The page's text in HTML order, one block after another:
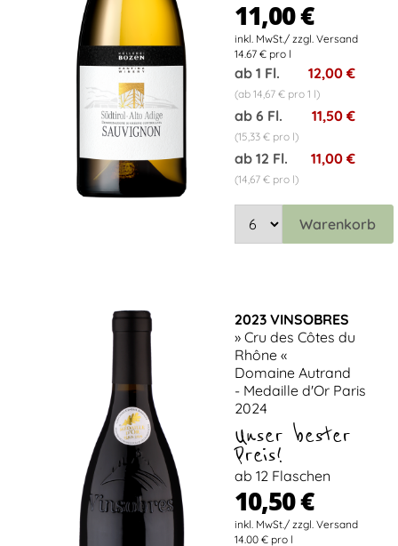
11,00 €
14.67 € pro l
ab 1 Fl. 12,00 €
(ab 14,67 € pro 1 l)
ab 6 Fl. 11,50 €
(15,33 € pro l)
ab 12 Fl. 11,00 €
(14,67 € pro l)
Warenkorb
2023 VINSOBRES
» Cru des Côtes du
Rhône «
Domaine Autrand
- Medaille d'Or Paris
2024
Unser bester
Preis!
ab 12 Flaschen
10,50 €
14.00 € pro l